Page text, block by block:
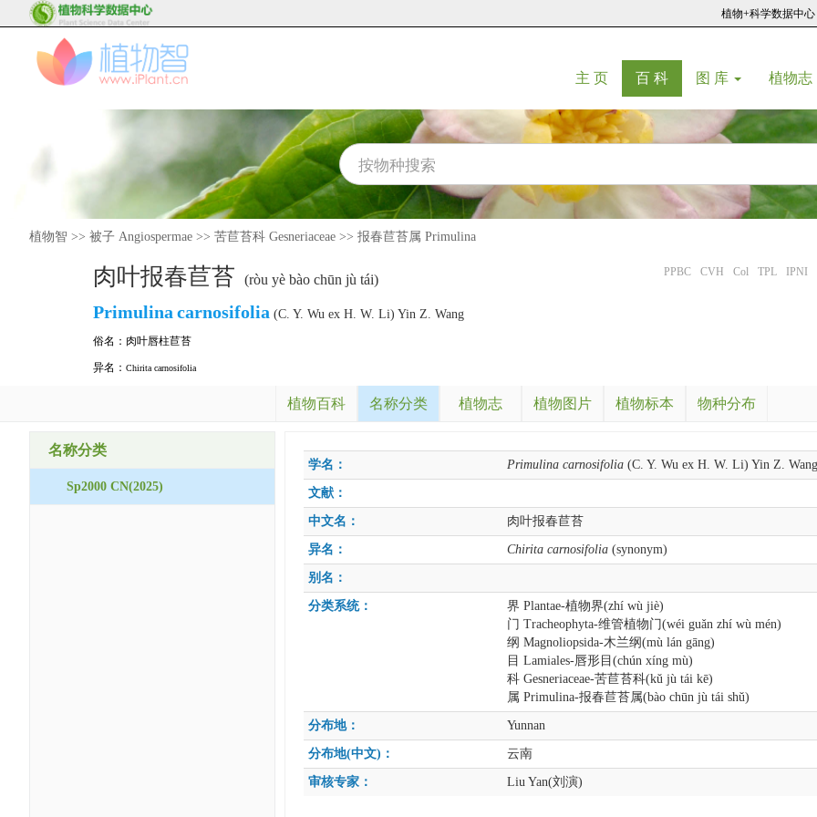
植物+科学数据中心
主 页(current)
百 科(current)
图 库 植物志
植物智 >> 被子 Angiospermae >> 苦苣苔科 Gesneriaceae >> 报春苣苔属 Primulina
肉叶报春苣苔 (ròu yè bào chūn jù tái) PPBC CVH Col TPL IPNI
Primulina carnosifolia (C. Y. Wu ex H. W. Li) Yin Z. Wang
俗名： 肉叶唇柱苣苔
异名： Chirita carnosifolia
植物百科 名称分类 植物志 植物图片 植物标本 物种分布
名称分类
Sp2000 CN(2025)
学名： Primulina carnosifolia (C. Y. Wu ex H. W. Li) Yin Z. Wang
文献：
中文名： 肉叶报春苣苔
异名： Chirita carnosifolia (synonym)
别名：
分类系统：
界 Plantae-植物界(zhí wù jiè)
门 Tracheophyta-维管植物门(wéi guǎn zhí wù mén)
纲 Magnoliopsida-木兰纲(mù lán gāng)
目 Lamiales-唇形目(chún xíng mù)
科 Gesneriaceae-苦苣苔科(kǔ jù tái kē)
属 Primulina-报春苣苔属(bào chūn jù tái shǔ)
分布地： Yunnan
分布地(中文)： 云南
审核专家： Liu Yan(刘演)